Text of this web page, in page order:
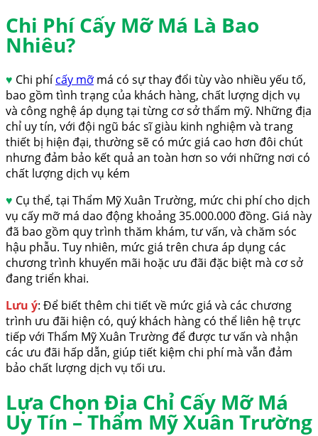
Chi Phí Cấy Mỡ Má Là Bao
Nhiêu?
♥ Chi phícấy mỡmá có sự thay đổi tùy vào nhiều yếu tố,
bao gồm tình trạng của khách hàng, chất lượng dịch vụ
và công nghệ áp dụng tại từng cơ sở thẩm mỹ. Những địa
chỉ uy tín, với đội ngũ bác sĩ giàu kinh nghiệm và trang
thiết bị hiện đại, thường sẽ có mức giá cao hơn đôi chút
nhưng đảm bảo kết quả an toàn hơn so với những nơi có
chất lượng dịch vụ kém
♥ Cụ thể, tại Thẩm Mỹ Xuân Trường, mức chi phí cho dịch
vụ cấy mỡ má dao động khoảng 35.000.000 đồng. Giá này
đã bao gồm quy trình thăm khám, tư vấn, và chăm sóc
hậu phẫu. Tuy nhiên, mức giá trên chưa áp dụng các
chương trình khuyến mãi hoặc ưu đãi đặc biệt mà cơ sở
đang triển khai.
Lưu ý: Để biết thêm chi tiết về mức giá và các chương
trình ưu đãi hiện có, quý khách hàng có thể liên hệ trực
tiếp với Thẩm Mỹ Xuân Trường để được tư vấn và nhận
các ưu đãi hấp dẫn, giúp tiết kiệm chi phí mà vẫn đảm
bảo chất lượng dịch vụ tối ưu.
Lựa Chọn Địa Chỉ Cấy Mỡ Má
Uy Tín – Thẩm Mỹ Xuân Trường